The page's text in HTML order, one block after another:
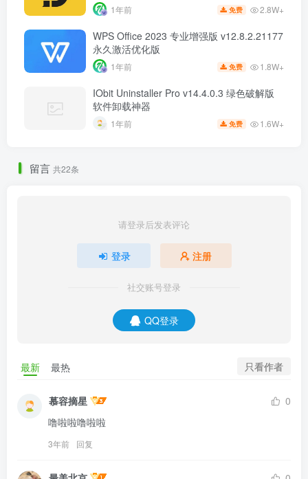
1年前 免费 2.8W+
WPS Office 2023 专业增强版 v12.8.2.21177
永久激活优化版
1年前 免费 1.8W+
IObit Uninstaller Pro v14.4.0.3 绿色破解版
软件卸载神器
1年前 免费 1.6W+
留言 共22条
请登录后发表评论
登录 注册
社交账号登录
QQ登录
最新 最热 只看作者
慕容摘星
0
噜啦啦噜啦啦
3年前 回复